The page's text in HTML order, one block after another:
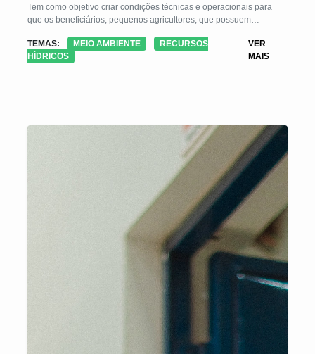
Tem como objetivo criar condições técnicas e operacionais para
que os beneficiários, pequenos agricultores, que possuem
recuperar e proteger as APPs degradadas e conservar os recursos
hídricos. Ao longo dos últimos anos, o Consórcio Iberê atendeu 424
TEMAS: MEIO AMBIENTE
RECURSOS
HÍDRICOS
VER
MAIS